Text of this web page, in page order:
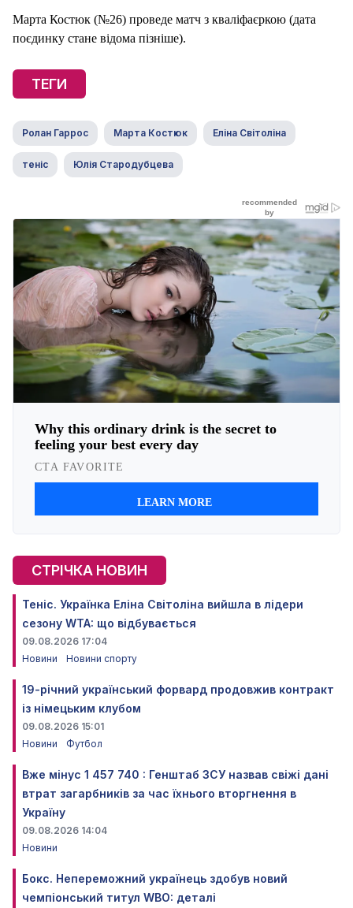
Марта Костюк (№26) проведе матч з кваліфаєркою (дата
поєдинку стане відома пізніше).
ТЕГИ
Ролан Гаррос Марта Костюк Еліна Світоліна
теніс Юлія Стародубцева
СТРІЧКА НОВИН
Теніс. Українка Еліна Світоліна вийшла в лідери
сезону WTA: що відбувається
09.08.2026 17:04
Новини
Новини спорту
19-річний український форвард продовжив контракт
із німецьким клубом
09.08.2026 15:01
Новини
Футбол
Вже мінус 1 457 740 : Генштаб ЗСУ назвав свіжі дані
втрат загарбників за час їхнього вторгнення в
Україну
09.08.2026 14:04
Новини
Бокс. Непереможний українець здобув новий
чемпіонський титул WBO: деталі